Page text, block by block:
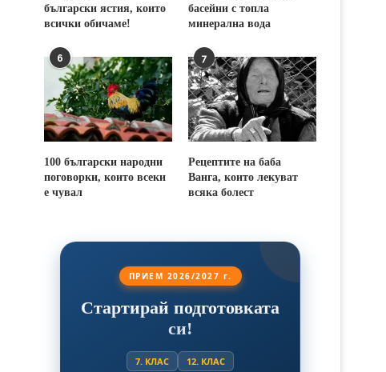
български ястия, които
всички обичаме!
басейни с топла
минерална вода
6
100 български народни
поговорки, които всеки
е чувал
7
Рецептите на баба
Ванга, които лекуват
всяка болест
ПРИЕМ 2026/2027 г.
Стартирай подготовката
си!
7. КЛАС 12. КЛАС